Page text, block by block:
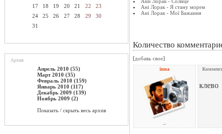
17
18 19 20 21 22
23
24
25 26 27 28 29
30
31
Архив
Апрель 2010 (55)
Март 2010 (35)
Февраль 2010 (159)
Январь 2010 (117)
Декабрь 2009 (139)
Ноябрь 2009 (2)
Показать / скрыть весь архив
Ані Лорак - Я стану морем
Ані Лорак - Мої Бажання
Количество
[добавь свое]
inna
--
клево